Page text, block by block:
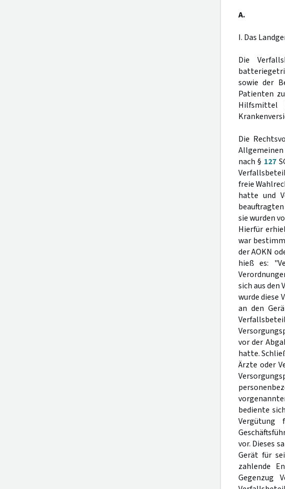
A.
I. Das
Die
sowie der
Patienten
Hilfsmittel
Die
nach § 127
freie
hatte und
sie wurden
Hierfür
war
der AOKN
hieß es:
sich aus den
wurde diese
an den
vor der
hatte.
Ärzte oder
bediente
vor. Dieses
Gerät für
zahlende
Gegenzug